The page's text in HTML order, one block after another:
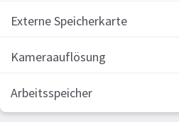
TCL
Emporia
Fairphone
Externe Speicherkarte
Kameraauflösung
Arbeitsspeicher